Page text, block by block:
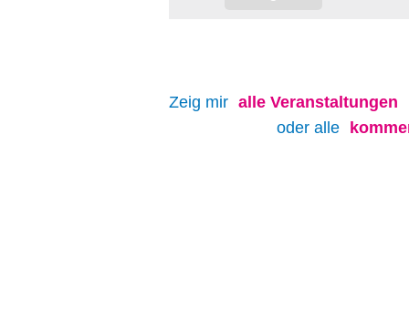
Zeig mir alle Veranstaltungen
oder alle